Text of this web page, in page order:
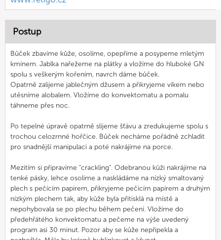
Postup
Bůček zbavíme kůže, osolíme, opepříme a posypeme mletým
kmínem. Jablka nařežeme na plátky a vložíme do hluboké GN
spolu s veškerým kořením, navrch dáme bůček.
Opatrně zalijeme jablečným džusem a přikryjeme víkem nebo
utěsníme alobalem. Vložíme do konvektomatu a pomalu
táhneme přes noc.
Po tepelné úpravě opatrně slijeme šťávu a zredukujeme spolu s
trochou celozrnné hořčice. Bůček necháme pořádně zchladit
pro snadnější manipulaci a poté nakrájíme na porce.
Mezitím si připravíme "crackling". Odebranou kůži nakrájíme na
tenké pásky, lehce osolíme a naskládáme na nízký smaltovaný
plech s pečícím papírem, přikryjeme pečícím papírem a druhým
nízkým plechem tak, aby kůže byla přitisklá na místě a
nepohybovala se po plechu během pečení. Vložíme do
předehřátého konvektomatu a pečeme na výše uvedený
program asi 30 minut. Pozor aby se kůže nepřipekla a